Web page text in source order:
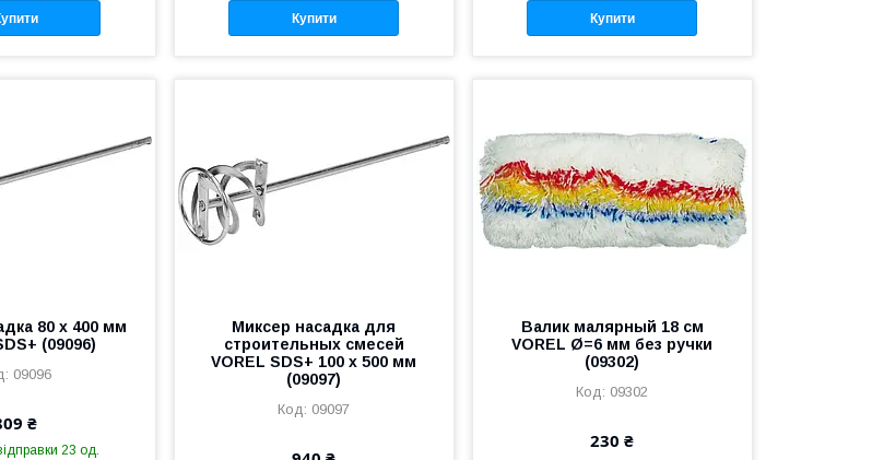
Купити Купити
80 х 400 мм
(09096)
09096
₴
23 од.
Миксер насадка для
строительных смесей
VOREL SDS+ 100 х 500 мм
(09097)
09097
Валик малярный 18 см
VOREL Ø=6 мм без ручки
(09302)
09302
230 ₴